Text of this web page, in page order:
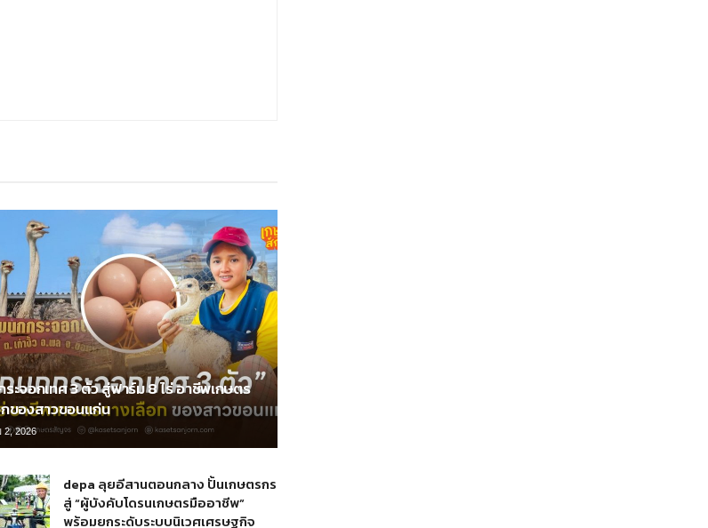
ะจอกเทศ 3 ตัว สู่ฟาร์ม 8 ไร่ อาชีพเกษตร
กของสาวขอนแก่น
2026
depa ลุยอีสานตอนกลาง ปั้นเกษตรกร
สู่ “ผู้บังคับโดรนเกษตรมืออาชีพ”
พร้อมยกระดับระบบนิเวศเศรษฐกิจ